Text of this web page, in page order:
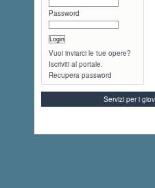
Password
Vuoi inviarci le tue opere?
Iscriviti al portale.
Recupera password
Servizi per i